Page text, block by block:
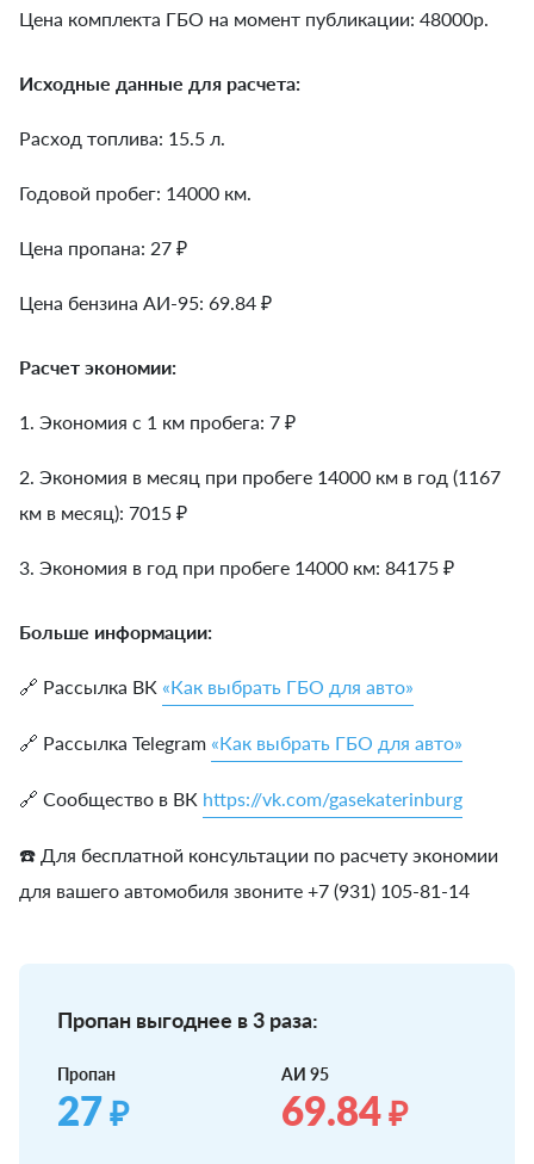
Цена комплекта ГБО на момент публикации: 48000р.
Исходные данные для расчета:
Расход топлива: 15.5 л.
Годовой пробег: 14000 км.
Цена пропана: 27 ₽
Цена бензина АИ-95: 69.84 ₽
Расчет экономии:
1. Экономия с 1 км пробега: 7 ₽
2. Экономия в месяц при пробеге 14000 км в год (1167
км в месяц): 7015 ₽
3. Экономия в год при пробеге 14000 км: 84175 ₽
Больше информации:
🔗 Рассылка ВК «Как выбрать ГБО для авто»
🔗 Рассылка Telegram «Как выбрать ГБО для авто»
🔗 Сообщество в ВК https://vk.com/gasekaterinburg
☎️ Для бесплатной консультации по расчету экономии
для вашего автомобиля звоните +7 (931) 105-81-14
Пропан выгоднее в 3 раза:
Пропан
27₽
АИ 95
69.84₽